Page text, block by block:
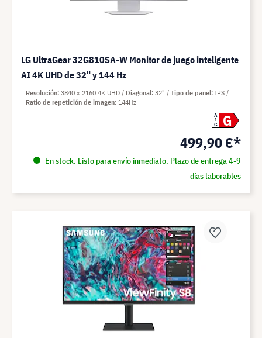
LG UltraGear 32G810SA-W Monitor de juego inteligente
AI 4K UHD de 32" y 144 Hz
A
G
G
499,90 €*
En stock. Listo para envío inmediato. Plazo de entrega 4-9
días laborables
Resolución 3840 x 2160 4K UHD Diagonal 32" Tipo de panel IPS
Ratio de repetición de imagen 144Hz